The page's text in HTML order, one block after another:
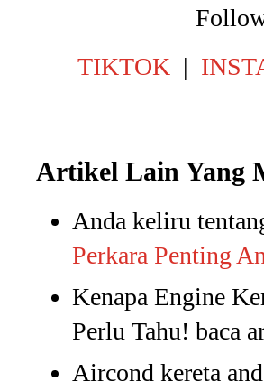
TIKTOK |
Artikel Lain Yang
Anda keliru
Perkara Penting
Kenapa Engine
Perlu Tahu! baca
Aircond kereta